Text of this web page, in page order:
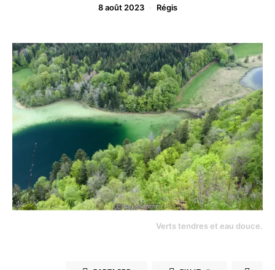
8 août 2023 Régis
Verts tendres et eau douce.